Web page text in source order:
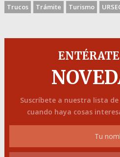
Trucos
Trámite Turismo
Suscríbete a nuestra lista
cuando haya cosas